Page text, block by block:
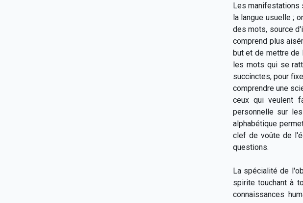
Les manifestations
la langue usuelle ;
des mots, source
comprend plus
but et de mettre de
les mots qui se
succinctes, pour
comprendre une
ceux qui veulent
personnelle sur
alphabétique
clef de voûte de
questions.
La spécialité de
spirite touchant à
connaissances